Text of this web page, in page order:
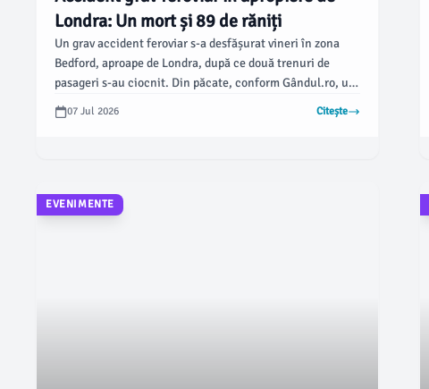
Londra: Un mort și 89 de răniți
Un grav accident feroviar s-a desfășurat vineri în zona
Bedford, aproape de Londra, după ce două trenuri de
pasageri s-au ciocnit. Din păcate, conform Gândul.ro, un
mecanic a decedat și 89 de persoane au fost rănite,
dintre care mai multe se află în stare critică.
07 Jul 2026 Citește
EVENIMENTE